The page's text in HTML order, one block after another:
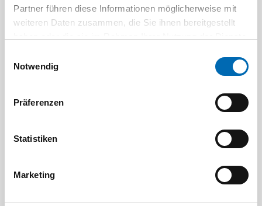
Partner führen diese Informationen möglicherweise mit
weiteren Daten zusammen, die Sie ihnen bereitgestellt
Notwendig
Präferenzen
Statistiken
Marketing
Bit-
Artikel-Nr.